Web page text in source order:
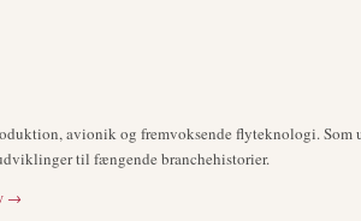
avionik og fremvoksende flyteknologi. Som
til fængende branchehistorier.
→